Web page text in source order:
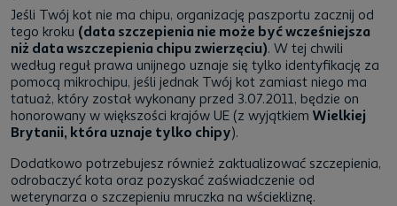
Jeśli Twój kot nie ma chipu, organizację paszportu zacznij od
tego kroku (data szczepienia nie może być wcześniejsza
niż data wszczepienia chipu zwierzęciu). W tej chwili
według reguł prawa unijnego uznaje się tylko identyfikację za
pomocą mikrochipu, jeśli jednak Twój kot zamiast niego ma
tatuaż, który został wykonany przed 3.07.2011, będzie on
honorowany w większości krajów UE (z wyjątkiem Wielkiej
Brytanii, która uznaje tylko chipy).
Dodatkowo potrzebujesz również zaktualizować szczepienia,
odrobaczyć kota oraz pozyskać zaświadczenie od
weterynarza o szczepieniu mruczka na wściekliznę.